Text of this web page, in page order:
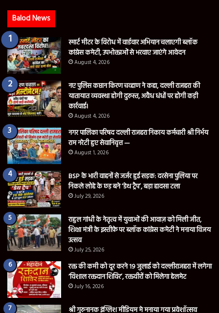
Balod News
स्मार्ट मीटर के विरोध में वार्डवार अभियान चलाएगी ब्लॉक
कांग्रेस कमेटी, उपभोक्ताओं से भरवाए जाएंगे आवेदन
August 4, 2026
नए पुलिस कप्तान किरण चव्हाण ने कहा, दल्ली राजहरा की
यातायात व्यवस्था होगी दुरुस्त, अवैध धंधों पर होगी कड़ी
कार्रवाई।
August 4, 2026
नगर पालिका परिषद दल्ली राजहरा निकाय कर्मचारी श्री निर्भय
राम नरेटी हुए सेवानिवृत्त —
August 1, 2026
BSP के भारी वाहनों से जर्जर हुई सड़क: दरसेना पुलिया पर
निकले लोहे के छड़ बने ‘डेथ ट्रैप’, बड़ा हादसा टला
July 29, 2026
राहुल गांधी के नेतृत्व में युवाओं की आवाज़ को मिली जीत,
शिक्षा मंत्री के इस्तीफ़े पर ब्लॉक कांग्रेस कमेटी ने मनाया विजय
उत्सव
July 25, 2026
रक्त की कमी को दूर करने 19 जुलाई को दल्लीराजहरा में लगेगा
‘विशाल रक्तदान शिविर’, रक्तवीरों को मिलेगा हेलमेट
July 16, 2026
श्री गुरुनानक इंग्लिश मीडियम मे मनाया गया प्रवेशॉत्सव